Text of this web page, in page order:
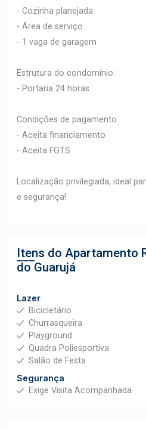
- Cozinha planejada
- Área de serviço
- 1 vaga de garagem
Estrutura do condomínio:
- Portaria 24 horas
Condições de pagamento:
- Aceita financiamento
- Aceita FGTS
Localização privilegiada, ideal
e segurança!
Itens do Apartamento
do Guarujá
Lazer
Bicicletário
Churrasqueira
Playground
Quadra Poliesportiva
Salão de Festa
Segurança
Exige Visita Acompanhada